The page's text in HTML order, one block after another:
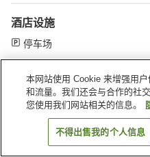
酒店设施
停车场
首页 日本 兵库县 南淡路
搜
本网站使用 Cookie 来增强用
和流量。我们还会与合作的社
您使用我们网站相关的信息。
不得出售我的个人信息